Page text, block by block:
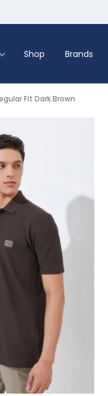
& Beverage
& Living
Shop Brands
Fit Dark Brown